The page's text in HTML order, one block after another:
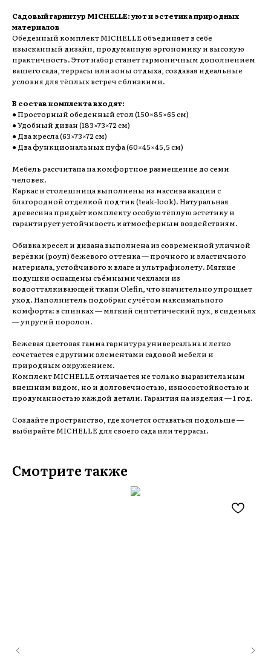
Садовый гарнитур MICHELLE: уют и эстетика природных
материалов
Обеденный комплект MICHELLE объединяет в себе
изысканный дизайн, продуманную эргономику и высокую
практичность. Этот набор станет гармоничным дополнением
вашего сада, террасы или зоны отдыха, создавая идеальные
условия для тёплых встреч с близкими.
В состав комплекта входят:
● Просторный обеденный стол (150×85×65 см)
● Удобный диван (183×73×72 см)
● Два кресла (63×73×72 см)
● Два функциональных пуфа (60×45×45,5 см)
Мебель рассчитана на комфортное размещение до семи
человек.
Каркас и столешница выполнены из массива акации с
благородной отделкой под тик (teak-look). Натуральная
древесина придаёт комплекту особую тёплую эстетику и
гарантирует устойчивость к атмосферным воздействиям.
Обивка кресел и дивана выполнена из современной уличной
верёвки (роуп) бежевого оттенка — прочного и эластичного
материала, устойчивого к влаге и ультрафиолету. Мягкие
подушки оснащены съёмными чехлами из
водоотталкивающей ткани Olefin, что значительно упрощает
уход. Наполнитель подобран с учётом максимального
комфорта: в спинках — мягкий синтетический пух, в сиденьях
— упругий поролон.
Бежевая цветовая гамма гарнитура универсальна и легко
сочетается с другими элементами садовой мебели и
природным окружением.
Комплект MICHELLE отличается не только выразительным
внешним видом, но и долговечностью, износостойкостью и
продуманностью каждой детали. Гарантия на изделия — 1 год.
Создайте пространство, где хочется оставаться подольше —
выбирайте MICHELLE для своего сада или террасы.
Смотрите также